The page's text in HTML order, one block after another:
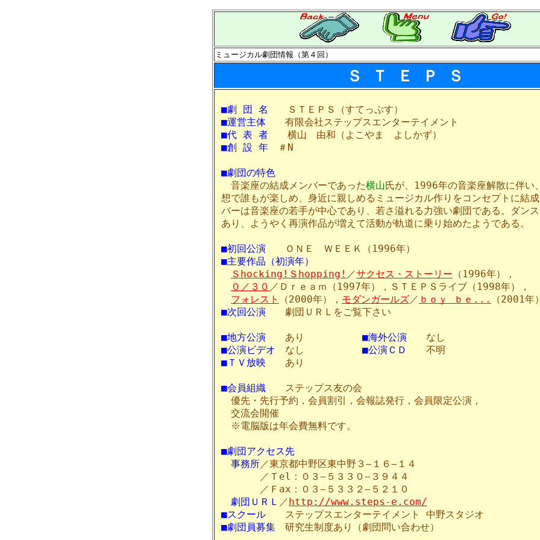
ミュージカル劇団情報（第４回）
Ｓ Ｔ Ｅ Ｐ Ｓ
■劇 団 名
ＳＴＥＰＳ（すてっぷす）
■運営主体 有限会社ステップスエンターテイメント
■代 表 者 横山 由和（よこやま よしかず）
■創 設 年 ＃N
■劇団の特色
音楽座の結成メンバーであった横山氏が、1996年の音楽座解散に伴い
想で誰もが楽しめ、身近に親しめるミュージカル作りをコンセプトに結
バーは音楽座の若手が中心であり、若さ溢れる力強い劇団である。ダン
あり、ようやく再演作品が増えて活動が軌道に乗り始めたようである。
■初回公演 ＯＮＥ ＷＥＥＫ（1996年）
■主要作品（初演年）
Ｓhocking!Ｓhopping! ／サクセス・ストーリー （1996年），
０／３０ ／Ｄｒｅａｍ（1997年），ＳＴＥＰＳライブ（1998年），
フォレスト
（2000年）， モダンガールズ／ ｂｏｙ ｂｅ...
（2001年
■次回公演 劇団ＵＲＬをご覧下さい
■地方公演 あり ■海外公演
なし
■公演ビデオ なし ■公演ＣＤ
不明
■ＴＶ放映 あり
■会員組織 ステップス友の会
優先・先行予約，会員割引，会報誌発行，会員限定公演，
交流会開催
※電脳版は年会費無料です。
■劇団アクセス先
事務所／東京都中野区東中野３−１６−１４
／Ｔel：０３−５３３０−３９４４
／Ｆax：０３−５３３２−５２１０
劇団ＵＲＬ ／http://www.steps-e.com/
■スクール
ステップスエンターテイメント 中野スタジオ
■劇団員募集 研究生制度あり（劇団問い合わせ）